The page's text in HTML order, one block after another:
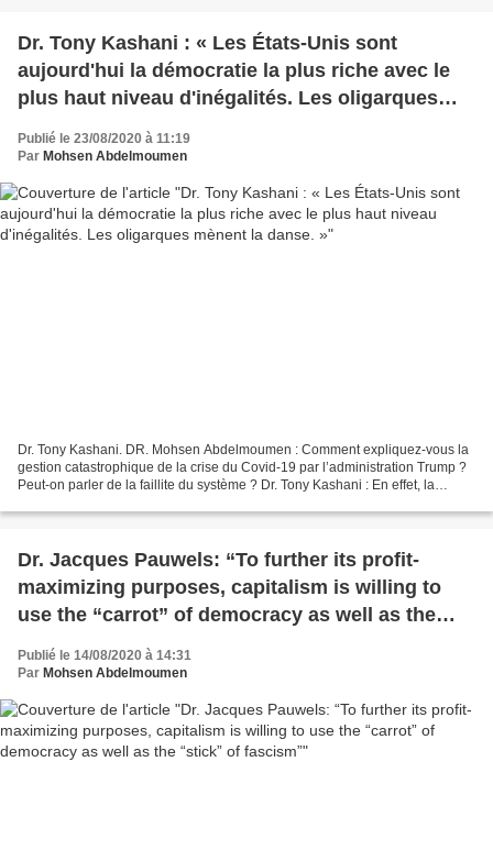
Dr. Tony Kashani : « Les États-Unis sont
aujourd'hui la démocratie la plus riche avec le
plus haut niveau d'inégalités. Les oligarques
Publié le 23/08/2020 à 11:19
Par Mohsen Abdelmoumen
Dr. Tony Kashani. DR. Mohsen Abdelmoumen : Comment expliquez-vous la
gestion catastrophique de la crise du Covid-19 par l’administration Trump ?
Peut-on parler de la faillite du système ? Dr. Tony Kashani : En effet, la
Dr. Jacques Pauwels: “To further its profit-
maximizing purposes, capitalism is willing to
use the “carrot” of democracy as well as the
“stick” of fascism”
Publié le 14/08/2020 à 14:31
Par Mohsen Abdelmoumen